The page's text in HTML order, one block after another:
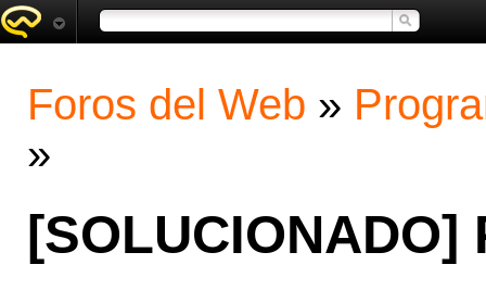
Foros del Web »
»